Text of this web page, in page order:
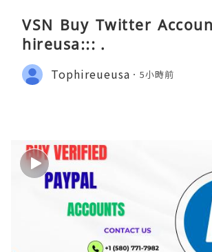
VSN Buy Twitter
hireusa::: .
Tophireueusa 5小時前